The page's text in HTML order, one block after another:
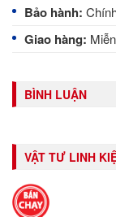
Bảo hành:
Giao hàng:
BÌNH LUẬN
VẬT TƯ LINH